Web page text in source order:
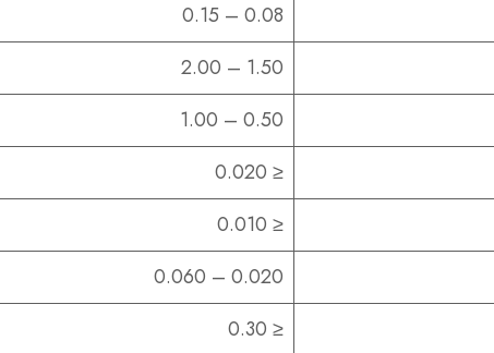
0.08 – 0.15
1.50 – 2.00
0.50 – 1.00
≤ 0.020
≤ 0.010
0.020 – 0.060
≤ 0.30